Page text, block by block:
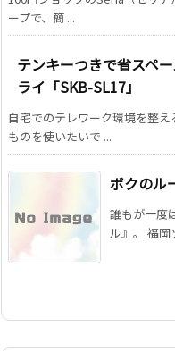
ープで、簡 ...
テンキーつきで省スペ
ライ「SKB-SL17」
自宅でのテレワーク環境を整
ものを使いたいで ...
ボクのル
誰もが一度
ル』。 福岡